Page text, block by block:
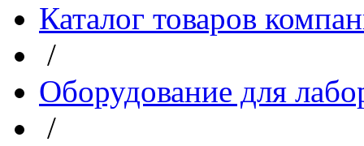
Каталог товаров
/
Оборудование для
/